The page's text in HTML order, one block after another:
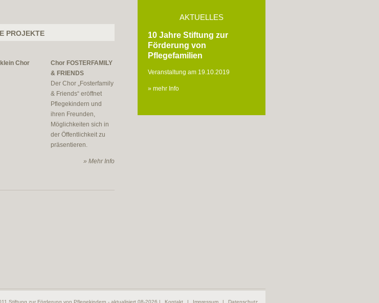
PROJEKTE
Chor FOSTERFAMILY
& FRIENDS
Der Chor „Fosterfamily
& Friends“ eröffnet
Pflegekindern und
ihren Freunden,
Möglichkeiten sich in
der Öffentlichkeit zu
präsentieren.
» Mehr Info
AKTUELLES
10 Jahre Stiftung zur
Förderung von
Pflegefamilien
Veranstaltung am 19.10.2019
» mehr Info
Stiftung zur Förderung von Pflegekindern - aktualisiert 08-2026 | Kontakt | Impressum | Datenschutz